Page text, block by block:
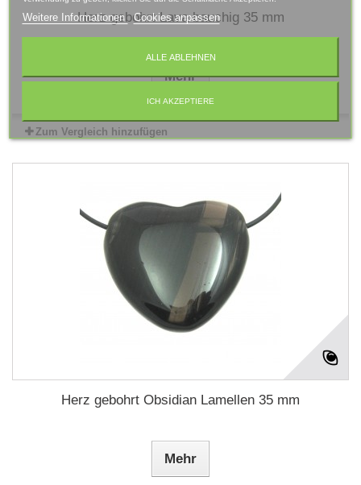
Herz gebohrt Lava bauchig 35 mm
Mehr
Zum Vergleich hinzufügen
Herz gebohrt Obsidian Lamellen 35 mm
Mehr
Weitere Informationen Cookies anpassen
ALLE ABLEHNEN
ICH AKZEPTIERE